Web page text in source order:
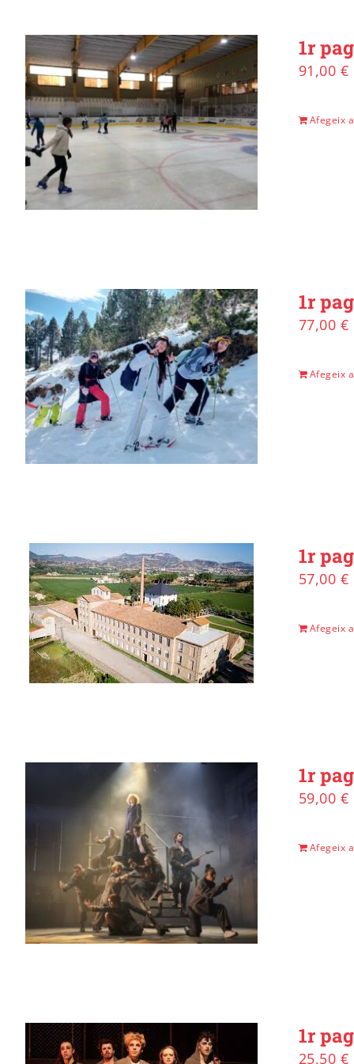
1r
91,00 €
Afegeix
1r
77,00 €
Afegeix
1r
57,00 €
Afegeix
1r
59,00 €
Afegeix
1r
25,50 €